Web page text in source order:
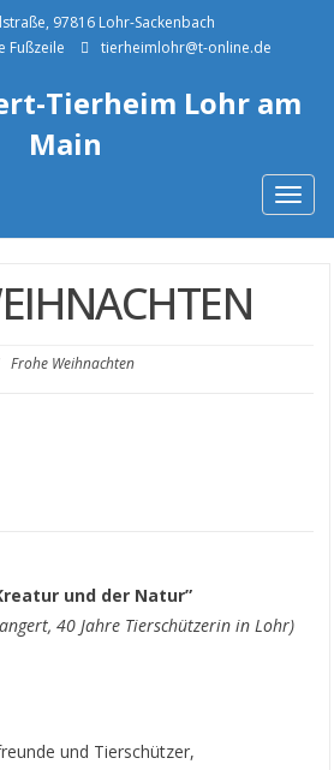
97816 Lohr-Sackenbach
Fußzeile
tierheimlohr@t-online.de
Tierheim Lohr am
Main
Frohe Weihnachten
und der Natur”
40 Jahre Tierschützerin in Lohr)
und Tierschützer,